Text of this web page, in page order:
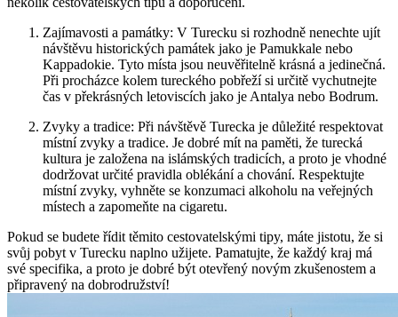
Zajímavosti a památky: V Turecku si rozhodně nenechte ujít
návštěvu historických památek jako je Pamukkale nebo
Kappadokie. Tyto místa jsou neuvěřitelně krásná a jedinečná.
Při procházce kolem tureckého pobřeží si určitě vychutnejte
čas v překrásných letoviscích jako je Antalya nebo Bodrum.
Zvyky a tradice: Při návštěvě Turecka je důležité respektovat
místní zvyky a tradice. Je dobré mít na paměti, že turecká
kultura je založena na islámských tradicích, a proto je vhodné
dodržovat určité pravidla oblékání a chování. Respektujte
místní zvyky, vyhněte se konzumaci alkoholu na veřejných
místech a zapomeňte na cigaretu.
Pokud se budete řídit těmito cestovatelskými tipy, máte jistotu, že si
svůj pobyt v Turecku naplno užijete. Pamatujte, že každý kraj má
své specifika, a proto je dobré být otevřený novým zkušenostem a
připravený na dobrodružství!